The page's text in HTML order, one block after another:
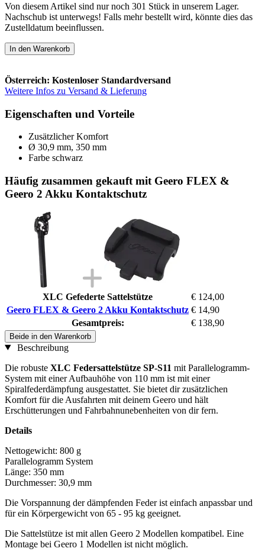
Von diesem Artikel sind nur noch 301 Stück in unserem Lager.
Nachschub ist unterwegs! Falls mehr bestellt wird, könnte dies das
Zustelldatum beeinflussen.
In den Warenkorb
Österreich: Kostenloser Standardversand
Weitere Infos zu Versand & Lieferung
Eigenschaften und Vorteile
Zusätzlicher Komfort
Ø 30,9 mm, 350 mm
Farbe schwarz
Häufig zusammen gekauft mit Geero FLEX &
Geero 2 Akku Kontaktschutz
XLC Gefederte Sattelstütze
€ 124,00
Geero FLEX & Geero 2 Akku Kontaktschutz € 14,90
Gesamtpreis:
€ 138,90
Beide in den Warenkorb
Beschreibung
Die robuste XLC Federsattelstütze SP-S11 mit Parallelogramm-
System mit einer Aufbauhöhe von 110 mm ist mit einer
Spiralfederdämpfung ausgestattet. Sie bietet dir zusätzlichen
Komfort für die Ausfahrten mit deinem Geero und hält
Erschütterungen und Fahrbahnunebenheiten von dir fern.
Details
Nettogewicht: 800 g
Parallelogramm System
Länge: 350 mm
Durchmesser: 30,9 mm
Die Vorspannung der dämpfenden Feder ist einfach anpassbar und
für ein Körpergewicht von 65 - 95 kg geeignet.
Die Sattelstütze ist mit allen Geero 2 Modellen kompatibel. Eine
Montage bei Geero 1 Modellen ist nicht möglich.